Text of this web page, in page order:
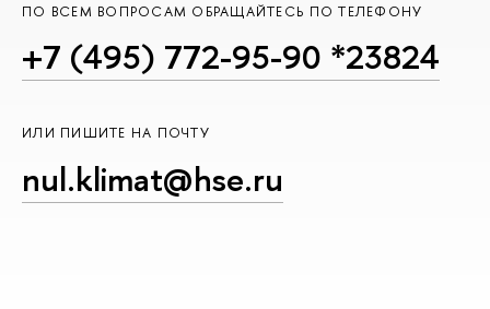
ПО ВСЕМ ВОПРОСАМ ОБРАЩАЙТЕСЬ ПО ТЕЛЕФОНУ
+7 (495) 772-95-90 *23824
ИЛИ ПИШИТЕ НА ПОЧТУ
nul.klimat@hse.ru